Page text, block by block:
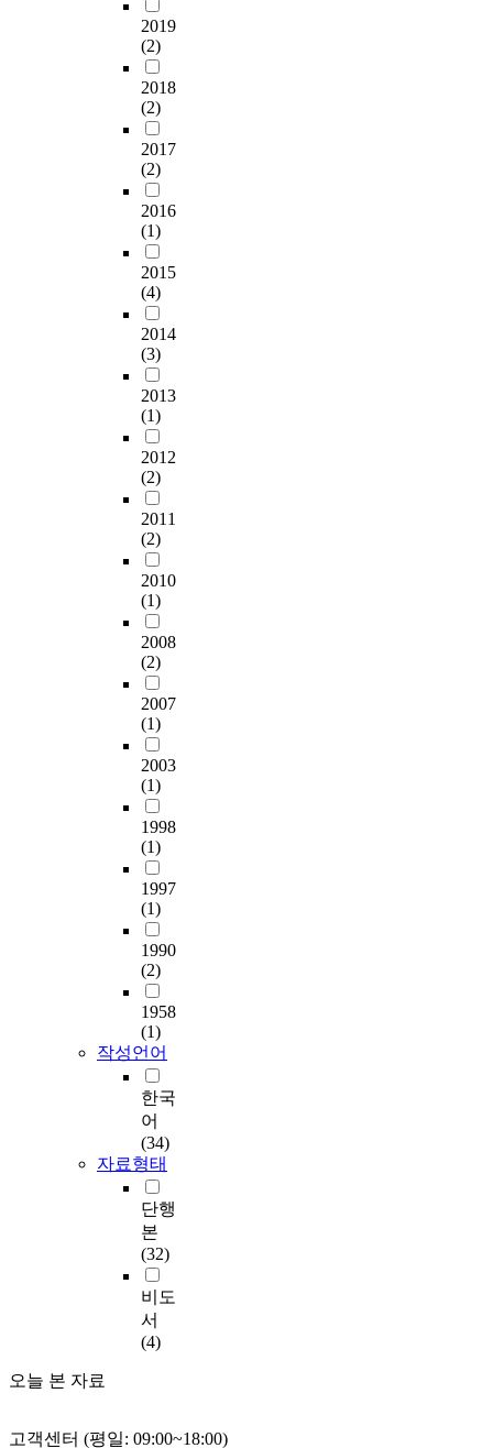
2019
(2)
2018
(2)
2017
(2)
2016
(1)
2015
(4)
2014
(3)
2013
(1)
2012
(2)
2011
(2)
2010
(1)
2008
(2)
2007
(1)
2003
(1)
1998
(1)
1997
(1)
1990
(2)
1958
(1)
작성언어
한국
어
(34)
자료형태
단행
본
(32)
비도
서
(4)
오늘 본 자료
고객센터 (평일: 09:00~18:00)